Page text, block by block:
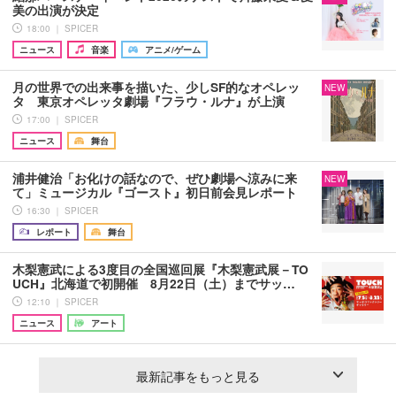
美の出演が決定
18:00 ｜ SPICER
ニュース
音楽 アニメ/ゲーム
月の世界での出来事を描いた、少しSF的なオペレッ
タ 東京オペレッタ劇場『フラウ・ルナ』が上演
17:00 ｜ SPICER
ニュース
舞台
NEW
浦井健治「お化けの話なので、ぜひ劇場へ涼みに来
て」ミュージカル『ゴースト』初日前会見レポート
16:30 ｜ SPICER
レポート
舞台
NEW
木梨憲武による3度目の全国巡回展『木梨憲武展－TO
UCH』北海道で初開催 8月22日（土）までサッ…
12:10 ｜ SPICER
ニュース
アート
最新記事をもっと見る